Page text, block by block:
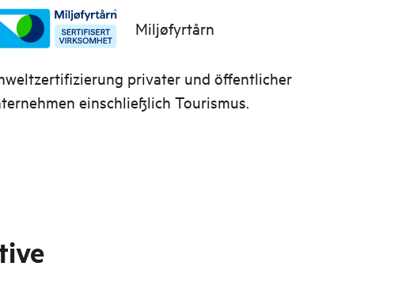
Miljøfyrtårn
privater und öffentlicher
einschließlich Tourismus.